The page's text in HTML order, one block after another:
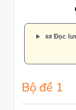
📜 Đọc
Bộ đề 1